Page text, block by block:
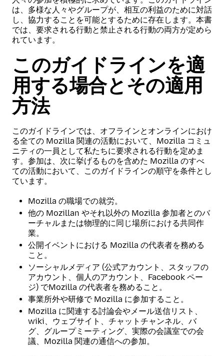
は、多様な人々やグループが、相互の利益のために対話
し、協力することを可能とするために存在します。本書
では、要求される行動と禁止される行動の両方が定めら
れています。
このガイドラインを適
用する場合とその適用
方法
このガイドラインでは、オフラインとオンラインにおけ
る全ての Mozilla 関連の活動において、Mozilla コミュ
ニティの一員として私たちに要求される行動を定めま
す。参加は、次に挙げるものを含めた Mozilla のすべ
ての活動において、このガイドラインの順守を条件とし
ています。
Mozilla の職場での就労。
他の Mozillan やそれ以外の Mozilla 参加者とのバ
ーチャルまたは物理的に同じ場所における共同作
業。
公開イベントにおける Mozilla の代表者を務める
こと。
ソーシャルメディア (公式アカウント、スタッフの
アカウント、個人のアカウント、Facebook ペー
ジ) でMozilla の代表者を務めること。
事業所外や研修で Mozilla に参加すること。
Mozilla に関連する討論会やメール送信リスト、
wiki、ウェブサイト、チャットチャンネル、バ
グ、グループミーティング、実際の会議室での会
議、Mozilla 関連の通信への参加。